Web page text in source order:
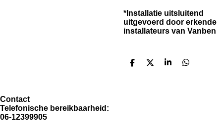
*Installatie uitsluitend
uitgevoerd door erkende
installateurs van Vanben
D
D
S
D
Contact
Telefonische bereikbaarheid:
06-12399905